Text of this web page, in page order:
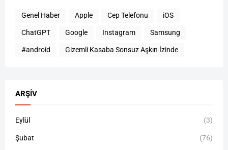
Genel Haber Apple Cep Telefonu iOS
ChatGPT Google Instagram Samsung
#android Gizemli Kasaba Sonsuz Aşkın İzinde
ARŞIV
Eylül (3)
Şubat (76)